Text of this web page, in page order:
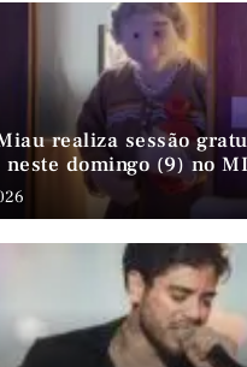
realiza sessão
domingo (9) no